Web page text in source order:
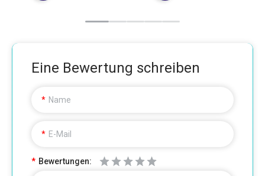
Eine Bewertung schreiben
Name
E-Mail
Bewertungen: